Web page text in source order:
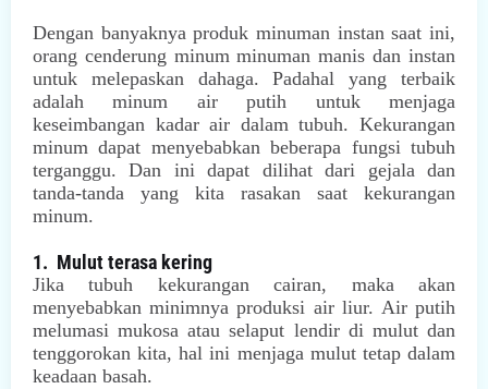
Dengan banyaknya produk minuman instan saat ini,
orang cenderung minum minuman manis dan instan
untuk melepaskan dahaga. Padahal yang terbaik
adalah minum air putih untuk menjaga
keseimbangan kadar air dalam tubuh. Kekurangan
minum dapat menyebabkan beberapa fungsi tubuh
terganggu. Dan ini dapat dilihat dari gejala dan
tanda-tanda yang kita rasakan saat kekurangan
minum.
1. Mulut terasa kering
Jika tubuh kekurangan cairan, maka akan
menyebabkan minimnya produksi air liur. Air putih
melumasi mukosa atau selaput lendir di mulut dan
tenggorokan kita, hal ini menjaga mulut tetap dalam
keadaan basah.